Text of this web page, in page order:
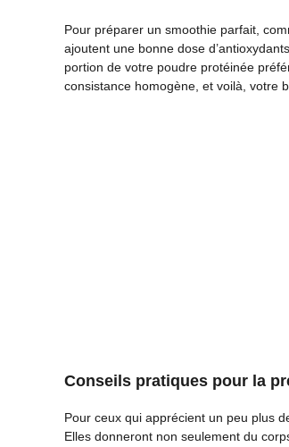
Pour préparer un smoothie parfait,
ajoutent une bonne dose
portion de votre poudre protéinée
consistance homogène, et voilà, votre
Conseils pratiques pour la
Pour ceux qui apprécient un peu plus
Elles donneront non seulement du